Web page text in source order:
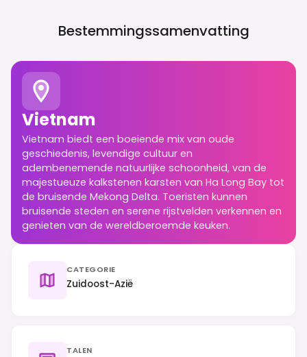
Bestemmingssamenvatting
Vietnam
Vietnam biedt een boeiende mix van oude
geschiedenis, levendige cultuur en
adembenemende natuurlijke schoonheid, van de
majestueuze kalkstenen karsten van Ha Long Bay tot
de bruisende Mekong Delta. Toeristen kunnen
bruisende steden en serene rijstvelden verkennen en
genieten van de wereldberoemde keuken.
CATEGORIE
Zuidoost-Azië
TALEN